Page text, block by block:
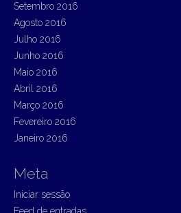
Setembro 2016
Agosto 2016
Julho 2016
Junho 2016
Maio 2016
Abril 2016
Março 2016
Fevereiro 2016
Janeiro 2016
Meta
Iniciar sessão